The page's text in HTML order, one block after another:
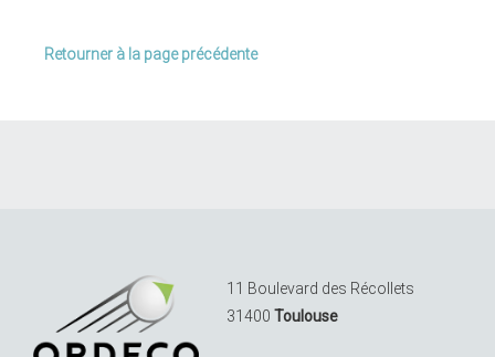
Retourner à la page précédente
11 Boulevard des Récollets
31400 Toulouse